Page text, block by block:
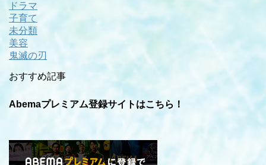
ドラマ
子育て
未分類
美容
鬼滅の刃
おすすめ記事
Abemaプレミアム登録サイトはこちら！